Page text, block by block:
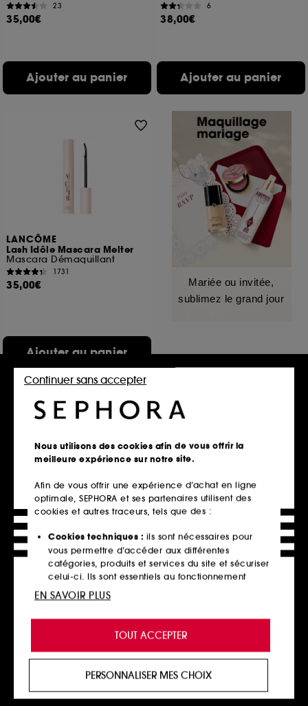
23
35,00€
Ajouter au panier
6
38,00€
Ajouter au panier
LANCÔME
Lash Idôle Mascara Melter
Mascara Démaquillant
1731
35,00€
Ajouter au panier
Mariée ou invitée,
sublimez le grand jour
TARTE
Lights, Camera, Lashes™ 4-
In-1
Mascara platine volumisant et fortifiant
164
Ajouter au panier
MAKEUP BY MARIO
Master Mattes® Liquid Liner
Eyeliner liquide
230
29,00€
Ajouter au panier
Exclu
Nous utilisons des cookies afin de vous offrir la
meilleure expérience sur notre site.
Afin de vous offrir une expérience d’achat en ligne
optimale, SEPHORA et ses partenaires utilisent des
cookies et autres traceurs, tels que des :
Cookies techniques : ils sont nécessaires pour
vous permettre d’accéder aux différentes
catégories, produits et services du site et sécuriser
celui-ci. Ils sont essentiels au fonctionnement
technique du site et ne peuvent être désactivés.
de vous offrir une expérience enrichie et
personnalisée en vous recommandant des
produits, des services et des contenus qui
proposer des offres promotionnelles adaptées à
votre profil.
TOUT ACCEPTER
Continuer sans accepter
PERSONNALISER MES CHOIX
EN SAVOIR PLUS